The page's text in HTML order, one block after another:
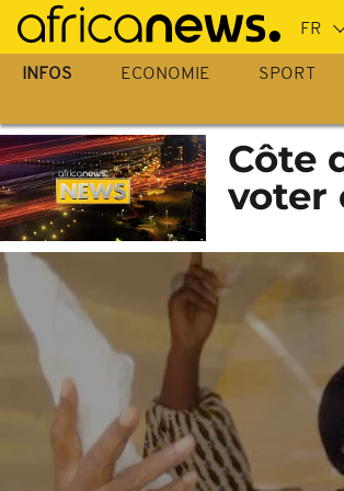
Passer
au
contenu
INFOS ECONOMIE SPORT
Côte
voter